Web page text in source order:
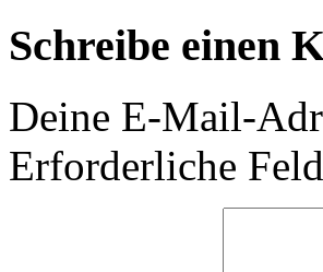
Schreibe einen
Deine E-Mail-
Erforderliche